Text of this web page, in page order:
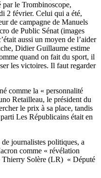
par le Trombinoscope,
2 février. Celui qui a été,
de campagne de Manuels
de Public Sénat (images
aussi un moyen de l’aider
Didier Guillaume estime
quand on fait du sport, il
les victoires. Il faut regarder
comme la « personnalité
Retailleau, le président du
le prix à sa place, tandis
Les Républicains était en
journalistes politiques, a
comme « révélation
Thierry Solère (LR) « Député